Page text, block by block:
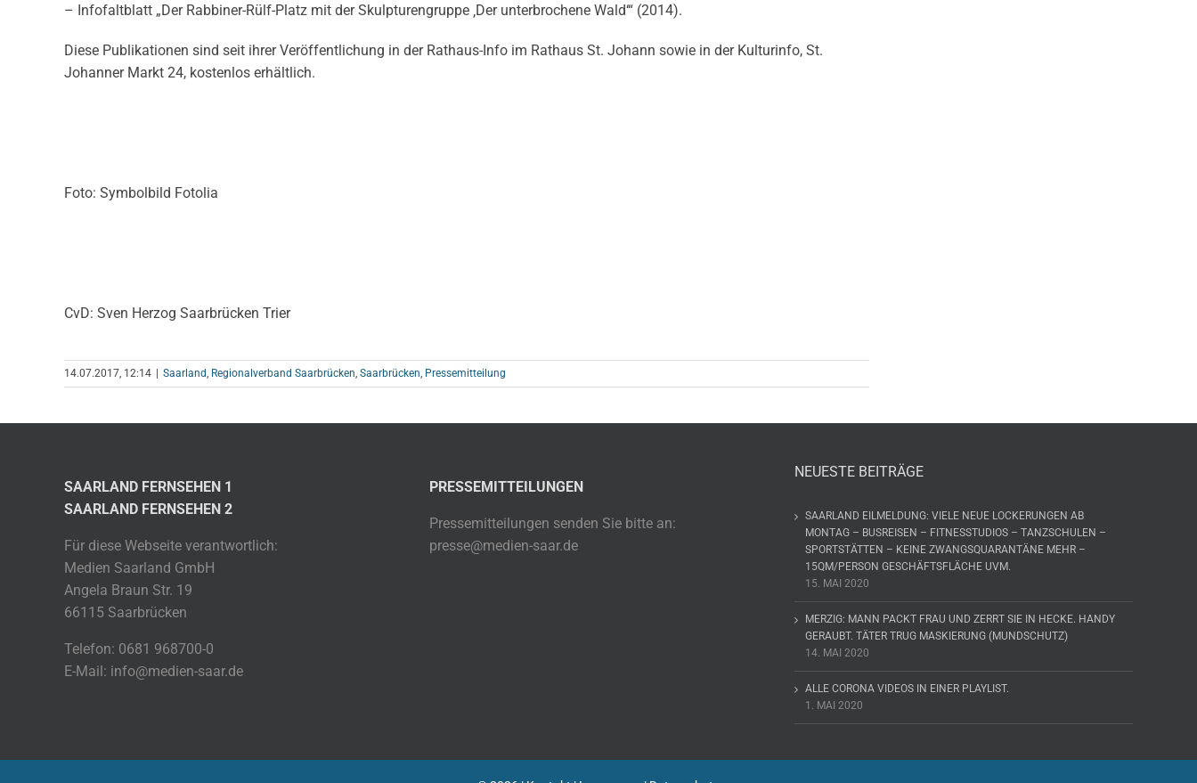
– Infofaltblatt „Der Rabbiner-Rülf-Platz mit der Skulpturengruppe ‚Der unterbrochene Wald‘“ (2014).
Diese Publikationen sind seit ihrer Veröffentlichung in der Rathaus-Info im Rathaus St. Johann sowie in der Kulturinfo, St.
Johanner Markt 24, kostenlos erhältlich.
Foto: Symbolbild Fotolia
CvD: Sven Herzog Saarbrücken Trier
14.07.2017, 12:14 | Saarland Regionalverband Saarbrücken Saarbrücken Pressemitteilung
SAARLAND FERNSEHEN 1
SAARLAND FERNSEHEN 2
Für diese Webseite verantwortlich:
Medien Saarland GmbH
Angela Braun Str. 19
66115 Saarbrücken
Telefon: 0681 968700-0
E-Mail: info@medien-saar.de
PRESSEMITTEILUNGEN
Pressemitteilungen senden Sie bitte an:
presse@medien-saar.de
NEUESTE BEITRÄGE
SAARLAND EILMELDUNG: VIELE NEUE LOCKERUNGEN AB
MONTAG – BUSREISEN – FITNESSTUDIOS – TANZSCHULEN –
SPORTSTÄTTEN – KEINE ZWANGSQUARANTÄNE MEHR –
15QM/PERSON GESCHÄFTSFLÄCHE UVM.
15. MAI 2020
MERZIG: MANN PACKT FRAU UND ZERRT SIE IN HECKE. HANDY
GERAUBT. TÄTER TRUG MASKIERUNG (MUNDSCHUTZ)
14. MAI 2020
ALLE CORONA VIDEOS IN EINER PLAYLIST.
1. MAI 2020